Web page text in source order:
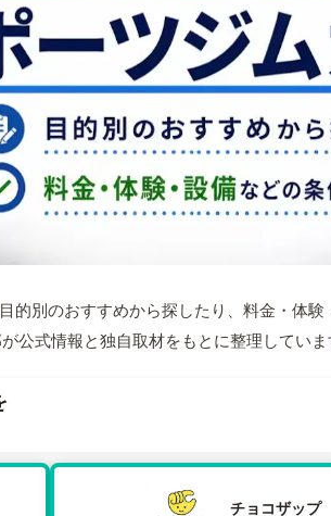
的別のおすすめから探したり、料金・体
公式情報と独自取材をもとに整理していま
チョコザップ